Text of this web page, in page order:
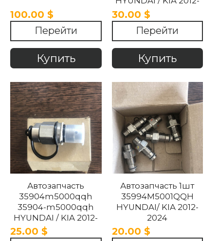
100.00 $
Перейти
Купить
2018
30.00 $
Перейти
Купить
Автозапчасть
35904m5000qqh
35904-m5000qqh
HYUNDAI / KIA 2012-
2018
25.00 $
Автозапчасть 1шт
35994M5001QQH
HYUNDAI/ KIA 2012-
2024
20.00 $